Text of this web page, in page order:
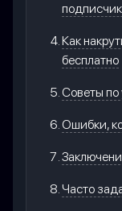
Как
бесплатно
Советы
Ошибки,
Часто